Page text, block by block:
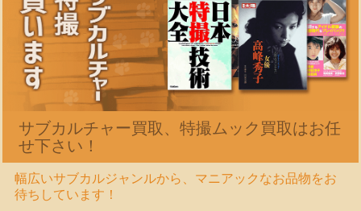
サブカルチャー買取、特撮ムック買取はお任
せ下さい！
幅広いサブカルジャンルから、マニアックなお品物をお
待ちしています！